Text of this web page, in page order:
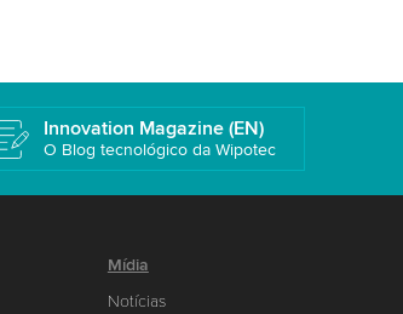
Innovation Magazine (EN)
O Blog tecnológico da Wipotec
Mídia
Notícias